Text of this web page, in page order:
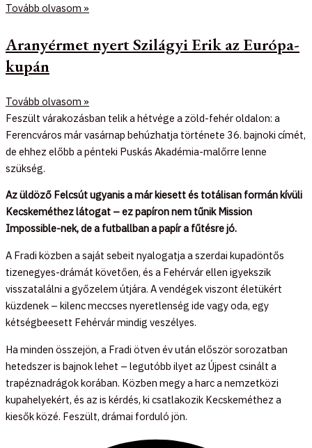
Tovább olvasom »
Aranyérmet nyert Szilágyi Erik az Európa-
kupán
Tovább olvasom »
Feszült várakozásban telik a hétvége a zöld-fehér oldalon: a
Ferencváros már vasárnap behúzhatja története 36. bajnoki címét,
de ehhez előbb a pénteki Puskás Akadémia-malőrre lenne
szükség.
Az üldöző Felcsút ugyanis a már kiesett és totálisan formán kívüli
Kecskeméthez látogat – ez papíron nem tűnik Mission
Impossible-nek, de a futballban a papír a fűtésre jó.
A Fradi közben a saját sebeit nyalogatja a szerdai kupadöntős
tizenegyes-drámát követően, és a Fehérvár ellen igyekszik
visszatalálni a győzelem útjára. A vendégek viszont életükért
küzdenek – kilenc meccses nyeretlenség ide vagy oda, egy
kétségbeesett Fehérvár mindig veszélyes.
Ha minden összejön, a Fradi ötven év után először sorozatban
hetedszer is bajnok lehet – legutóbb ilyet az Újpest csinált a
trapéznadrágok korában. Közben megy a harc a nemzetközi
kupahelyekért, és az is kérdés, ki csatlakozik Kecskeméthez a
kiesők közé. Feszült, drámai forduló jön.